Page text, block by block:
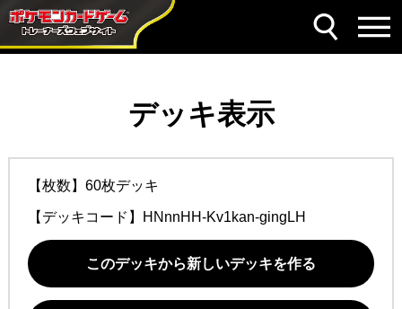
デッキ表示
【枚数】60枚デッキ
【デッキコード】 HNnnHH-Kv1kan-gingLH
このデッキから新しいデッキを作る